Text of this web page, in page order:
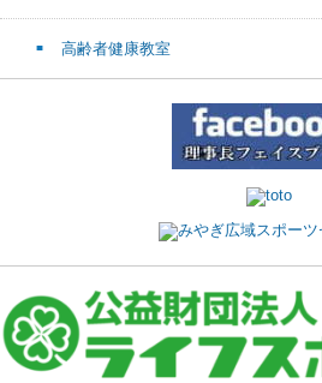
高齢者健康教室